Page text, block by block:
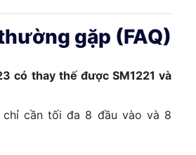
gặp (FAQ)
có thay thế được SM1221 và
chỉ cần tối đa 8 đầu vào và 8